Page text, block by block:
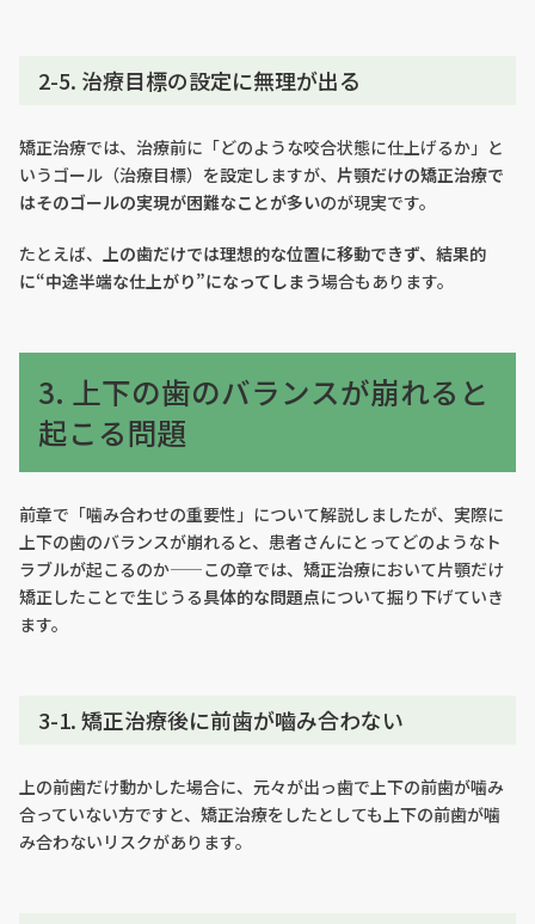
2-5. 治療目標の設定に無理が出る
矯正治療では、治療前に「どのような咬合状態に仕上げるか」と
いうゴール（治療目標）を設定しますが、 片顎だけの矯正治療で
はそのゴールの実現が困難なことが多いのが現実です。
たとえば、
上の歯だけでは理想的な位置に移動できず、結果的
に“中途半端な仕上がり”になってしまう場合もあります。
3. 上下の歯のバランスが崩れると
起こる問題
前章で「噛み合わせの重要性」について解説しましたが、実際に
上下の歯のバランスが崩れると、患者さんにとってどのようなト
ラブルが起こるのか——この章では、矯正治療において片顎だけ
矯正したことで生じうる具体的な問題点について掘り下げていき
ます。
3-1. 矯正治療後に前歯が嚙み合わない
上の前歯だけ動かした場合に、元々が出っ歯で上下の前歯が噛み
合っていない方ですと、矯正治療をしたとしても上下の前歯が噛
み合わないリスクがあります。